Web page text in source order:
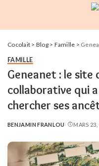
Cocolait > Blog> Famille > Geneanet :
FAMILLE
Geneanet : le site
collaborative qui
chercher ses
POSTED
BENJAMIN FRANLOU MARS